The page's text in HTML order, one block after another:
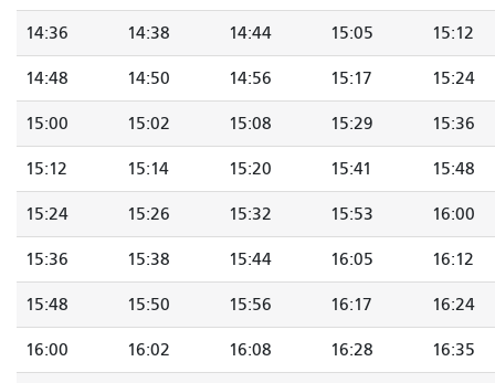
14:36 14:38 14:44 15:05 15:12
14:48 14:50 14:56 15:17 15:24
15:00 15:02 15:08 15:29 15:36
15:12 15:14 15:20 15:41 15:48
15:24 15:26 15:32 15:53 16:00
15:36 15:38 15:44 16:05 16:12
15:48 15:50 15:56 16:17 16:24
16:00 16:02 16:08 16:28 16:35